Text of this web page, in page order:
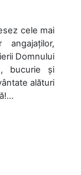
cele mai
Domnului
bucurie și
alături